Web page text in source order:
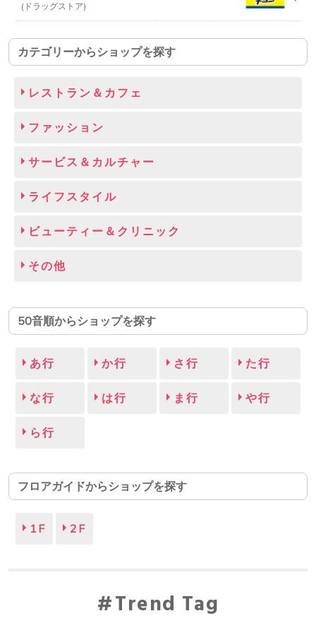
ドラッグストア
カテゴリーからショップを探す
レストラン＆カフェ
ファッション
サービス＆カルチャー
ライフスタイル
ビューティー＆クリニック
その他
50音順からショップを探す
あ行 か行 さ行 た行
な行 は行 ま行 や行
ら行
フロアガイドからショップを探す
1F 2F
Trend Tag